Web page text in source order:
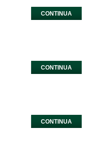
CONTINUA
CONTINUA
CONTINUA